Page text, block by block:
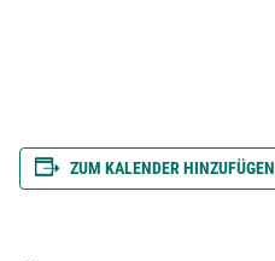
ZUM KALENDER HINZUFÜGEN